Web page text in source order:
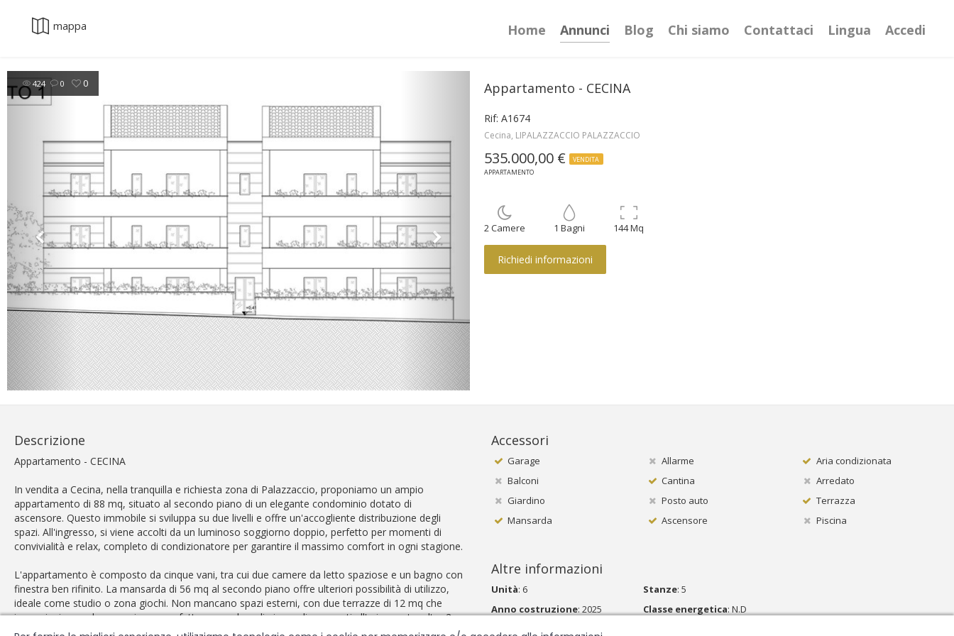
Accedi
mappa Home Annunci Blog Chi siamo Contattaci Lingua
424 0 0 Appartamento - CECINA
Rif: A1674
Cecina, LIPALAZZACCIO PALAZZACCIO
535.000,00 €
VENDITA
APPARTAMENTO
2 Camere 1 Bagni 144 Mq
Richiedi informazioni
Descrizione
Appartamento - CECINA
In vendita a Cecina, nella tranquilla e richiesta zona di Palazzaccio, proponiamo un ampio
appartamento di 88 mq, situato al secondo piano di un elegante condominio dotato di
ascensore. Questo immobile si sviluppa su due livelli e offre un'accogliente distribuzione degli
spazi. All'ingresso, si viene accolti da un luminoso soggiorno doppio, perfetto per momenti di
convivialità e relax, completo di condizionatore per garantire il massimo comfort in ogni stagione.
L'appartamento è composto da cinque vani, tra cui due camere da letto spaziose e un bagno con
finestra ben rifinito. La mansarda di 56 mq al secondo piano offre ulteriori possibilità di utilizzo,
ideale come studio o zona giochi. Non mancano spazi esterni, con due terrazze di 12 mq che
impreziosiscono la zona giorno, perfette per godere di piacevoli momenti all'aria aperta, altre 2
terrazze 6 mq, con accesso dalle due camere e gioiellò di questo immobile la grande terrazza di
Accessori
Garage Allarme
Aria condizionata
Balconi
Cantina
Arredato
Giardino
Posto auto
Terrazza
Mansarda
Ascensore Piscina
Altre informazioni
Unità: 6 Stanze: 5
Anno costruzione: 2025 Classe energetica: N.D